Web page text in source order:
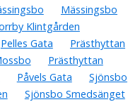
Mässingsbo
Klintgården
Pelles Gata
Prästhyttan
Prästhyttan
Påvels Gata
Sjönsbo
Sjönsbo Smedsänget